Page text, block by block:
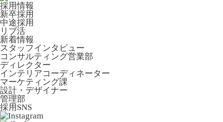
採用情報
新卒採用
中途採用
リブ活
新着情報
スタッフインタビュー
コンサルティング営業部
ディレクター
インテリアコーディネーター
マーケティング課
設計・デザイナー
管理部
採用SNS